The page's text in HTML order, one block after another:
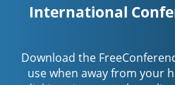
International
Download the
use when away from your